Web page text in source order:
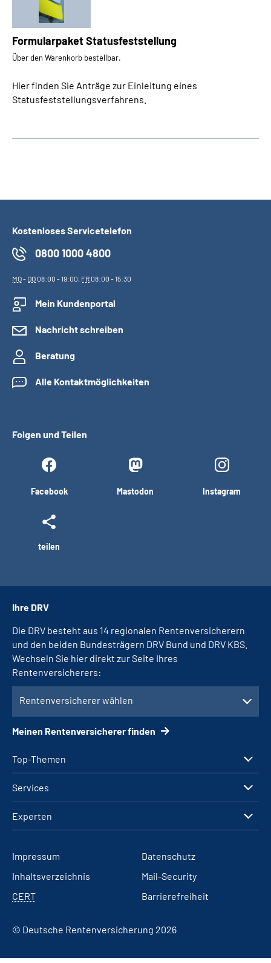
Formularpaket Statusfeststellung
Über den Warenkorb bestellbar.
Hier finden Sie Anträge zur Einleitung eines
Statusfeststellungsverfahrens.
Kostenloses Servicetelefon
0800 1000 4800
MO- DO08:00 - 19:00, FR08:00 - 15:30
Mein Kundenportal
Nachricht schreiben
Beratung
Alle Kontaktmöglichkeiten
Folgen und Teilen
Facebook Mastodon Instagram
teilen
Top-Themen
Services
Experten
Ihre DRV
Die DRV besteht aus 14 regionalen Rentenversicherern
und den beiden Bundesträgern DRV Bund und DRV KBS.
Wechseln Sie hier direkt zur Seite Ihres
Rentenversicherers:
Rentenversicherer wählen
Meinen Rentenversicherer finden
Impressum
Datenschutz
Inhaltsverzeichnis
Mail-Security
CERT
Barrierefreiheit
© Deutsche Rentenversicherung 2026